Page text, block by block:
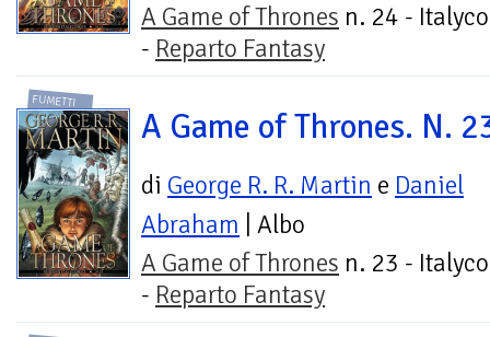
A Game of Thrones n. 24 -
- Reparto Fantasy
FUMETTI
A Game of Thrones. N.
di George R. R. Martin e Daniel
Abraham | Albo
A Game of Thrones n. 23 -
- Reparto Fantasy